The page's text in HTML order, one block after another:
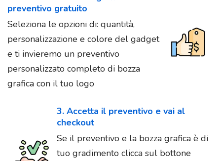
preventivo gratuito
Seleziona le opzioni di: quantità,
personalizzazione e colore del gadget
e ti invieremo un preventivo
personalizzato completo di bozza
grafica con il tuo logo
3. Accetta il preventivo e vai al
checkout
Se il preventivo e la bozza grafica è di
tuo gradimento clicca sul bottone